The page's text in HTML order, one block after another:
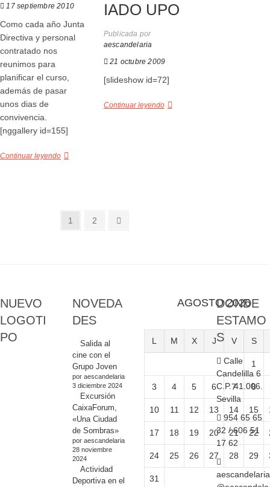
17 septiembre 2010
Como cada año Junta
Directiva y personal
contratado nos
reunimos para
planificar el curso,
además de pasar
unos dias de
convivencia.
[nggallery id=155]
Continuar leyendo
IADO UPO
Publicada por
aescandelaria
21 octubre 2009
[slideshow id=72]
Continuar leyendo
PaginaciónPágina
1 Página
2
Página
NUEVO
LOGOTI
PO
NOVEDA
DES
Salida al
cine con el
Grupo Joven
por aescandelaria
3 diciembre 2024
Excursión
CaixaForum,
«Una Ciudad
de Sombras»
por aescandelaria
28 noviembre
2024
Actividad
Deportiva en el
AGOSTO 2026
L M X J V S
1
3 4 5 6 7 8
10 11 12 13 14 15
17 18 19 20 21 22
24 25 26 27 28 29
31
DONDE
ESTAMO
S
Calle
Candelilla 6
C.P. 41.006.
Sevilla
954 65 65
32 / 606 51
17 62
aescandelaria